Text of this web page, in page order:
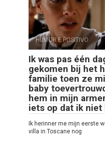
HUMOR E POSITIVO
Ik was pas één
gekomen bij het
familie toen ze
baby
hem in mijn
iets op dat ik niet
Ik herinner me mijn eerste
villa in Toscane nog